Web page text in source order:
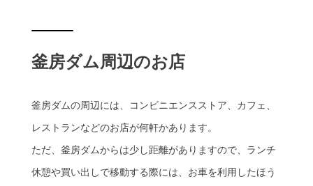
釜房ダム周辺のお店
釜房ダムの周辺には、コンビニエンスストア、カフェ、
レストランなどのお店が何軒かあります。
ただ、釜房ダムからは少し距離がありますので、ランチ
休憩や買い出しで移動する際には、お車を利用したほう